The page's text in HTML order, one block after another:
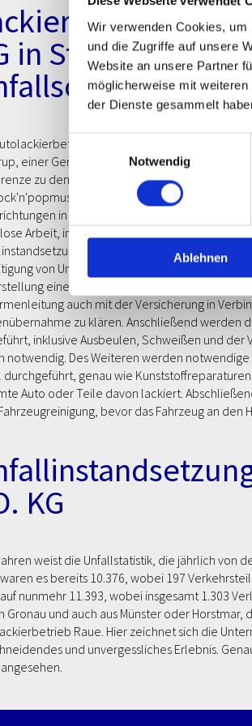
Wir verwenden Cookies,
und die Zugriffe auf unsere
Website an unsere Partner
möglicherweise mit
der Dienste gesammelt
Einwilligungsauswahl
Notwendig
Ablehnen
Raue
in Steinfurt –
im
Raue in Steinfurt ist im
einer Gemeinde auf etwa halbem Wege
zu den Niederlanden und Steinfurt.
bekannt, dem einzigen
in Deutschland. Der Lackierbetrieb
Arbeit, insbesondere im Bereich der
und für den herausragend
von Unfallschäden gehört bei Raue
eines Kostenvoranschlags für die
auch mit der Versicherung in
zu klären. Anschließend werden
inklusive Ausbeulen, Schweißen und der
notwendig. Des Weiteren werden
durchgeführt, genau wie
Auto oder Teile davon lackiert.
bevor das Fahrzeug an den
KG
weist die Unfallstatistik, die jährlich von
es bereits 10.376, wobei 197
nunmehr 11.393, wobei insgesamt 1.303
Gronau und auch aus Münster oder
Raue. Hier zeichnet sich die
und unvergessliches Erlebnis.